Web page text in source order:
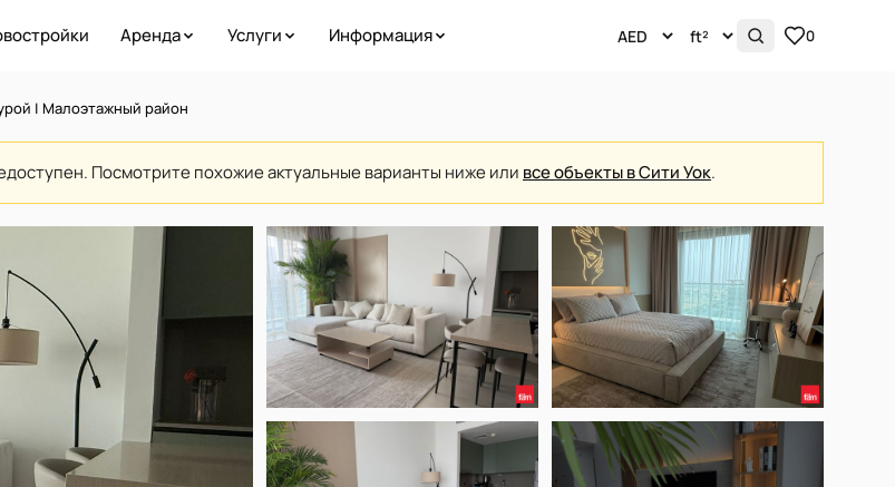
Аренда Услуги Информация 0
| Малоэтажный район
Посмотрите похожие актуальные варианты ниже или все объекты в Сити Уок.